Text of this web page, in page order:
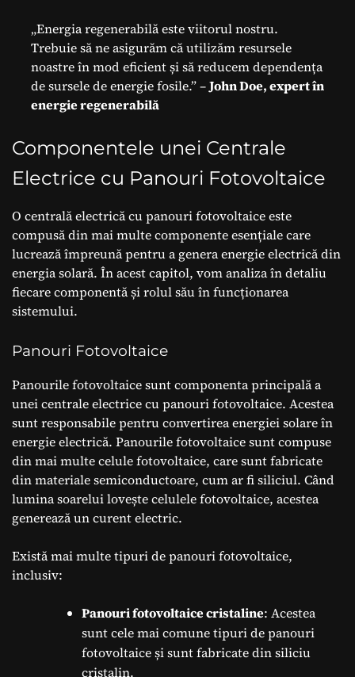
„Energia regenerabilă este viitorul nostru.
Trebuie să ne asigurăm că utilizăm resursele
noastre în mod eficient și să reducem dependența
de sursele de energie fosile.” –John Doe, expert în
energie regenerabilă
Componentele unei Centrale
Electrice cu Panouri Fotovoltaice
O centrală electrică cu panouri fotovoltaice este
compusă din mai multe componente esențiale care
lucrează împreună pentru a genera energie electrică din
energia solară. În acest capitol, vom analiza în detaliu
fiecare componentă și rolul său în funcționarea
sistemului.
Panouri Fotovoltaice
Panourile fotovoltaice sunt componenta principală a
unei centrale electrice cu panouri fotovoltaice. Acestea
sunt responsabile pentru convertirea energiei solare în
energie electrică. Panourile fotovoltaice sunt compuse
din mai multe celule fotovoltaice, care sunt fabricate
din materiale semiconductoare, cum ar fi siliciul. Când
lumina soarelui lovește celulele fotovoltaice, acestea
generează un curent electric.
Există mai multe tipuri de panouri fotovoltaice,
inclusiv:
Panouri fotovoltaice cristaline: Acestea
sunt cele mai comune tipuri de panouri
fotovoltaice și sunt fabricate din siliciu
cristalin.